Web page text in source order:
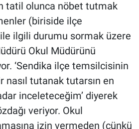
tatil olunca nöbet tutmak
(biriside ilçe
ilgili durumu sormak üzere
Okul Müdürünü
‘Sendika ilçe temsilcisinin
nasıl tutanak tutarsın en
inceleteceğim’ diyerek
veriyor. Okul
izin vermeden (çünkü